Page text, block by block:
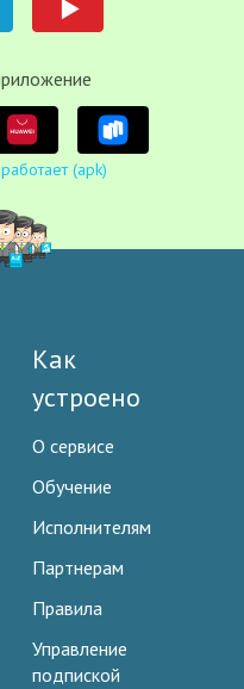
(apk)
Как
устроено
О сервисе
Обучение
Исполнителям
Партнерам
Правила
Управление
подпиской